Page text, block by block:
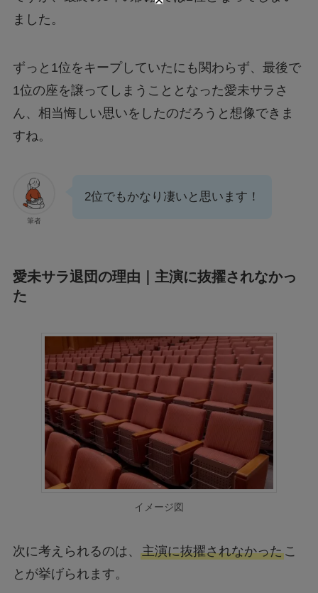
ました。
ずっと1位をキープしていたにも関わらず、最後で
1位の座を譲ってしまうこととなった愛未サラさ
ん、相当悔しい思いをしたのだろうと想像できま
すね。
筆者
2位でもかなり凄いと思います！
愛未サラ退団の理由｜主演に抜擢されなかっ
た
イメージ図
次に考えられるのは、 主演に抜擢されなかったこ
とが挙げられます。